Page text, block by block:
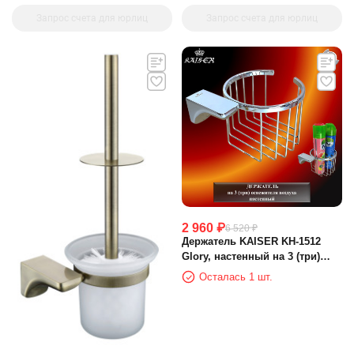
2 960 ₽6 520 ₽
Держатель KAISER KH-1512
Glory, настенный на 3 (три)
освежителя воздуха
Осталась 1 шт.